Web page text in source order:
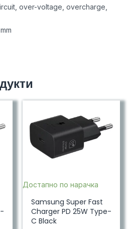
over-voltage, overcharge,
Достапно по нарачка
Samsung Super Fast
Charger PD 25W Type-
C Black